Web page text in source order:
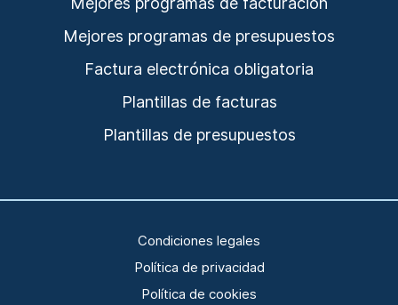
Mejores programas de presupuestos
Factura electrónica obligatoria
Plantillas de facturas
Plantillas de presupuestos
Condiciones legales
Política de privacidad
Política de cookies